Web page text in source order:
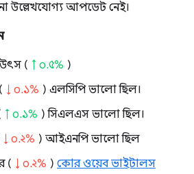
উল্লেখযোগ্য আপডেট নেই।
( ↑ ০.৫% )
↓ ০.১% ) এলসিপি ভালো ছিল।
↑ ০.১% ) সিএলএস ভালো ছিল।
↓ ০.২% ) আইএনপি ভালো ছিল
( ↓ ০.২% ) কোর ওয়েব ভাইটালস